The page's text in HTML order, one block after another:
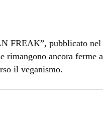
FREAK”, pubblicato nel
rimangono ancora ferme a
il veganismo.